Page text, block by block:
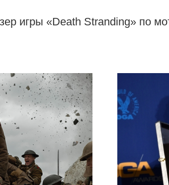
игры «Death Stranding» по